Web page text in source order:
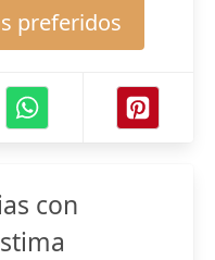
preferidos
con